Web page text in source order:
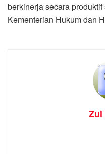
berkinerja secara
Kementerian Hukum dan
Zul